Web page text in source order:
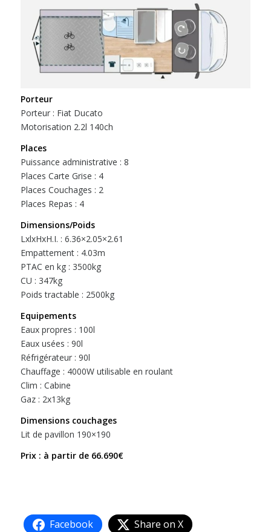
Porteur
Porteur : Fiat Ducato
Motorisation 2.2l 140ch
Places
Puissance administrative : 8
Places Carte Grise : 4
Places Couchages : 2
Places Repas : 4
Dimensions/Poids
LxlxHxH.I. : 6.36×2.05×2.61
Empattement : 4.03m
PTAC en kg : 3500kg
CU : 347kg
Poids tractable : 2500kg
Equipements
Eaux propres : 100l
Eaux usées : 90l
Réfrigérateur : 90l
Chauffage : 4000W utilisable en roulant
Clim : Cabine
Gaz : 2x13kg
Dimensions couchages
Lit de pavillon 190×190
Prix : à partir de 66.690€
Facebook
Share on X